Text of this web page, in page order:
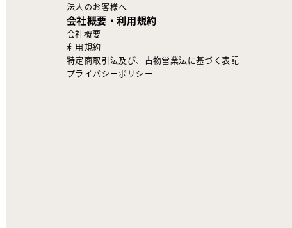
法人のお客様へ
会社概要・利用規約
会社概要
利用規約
特定商取引法及び、古物営業法に基づく表記
プライバシーポリシー